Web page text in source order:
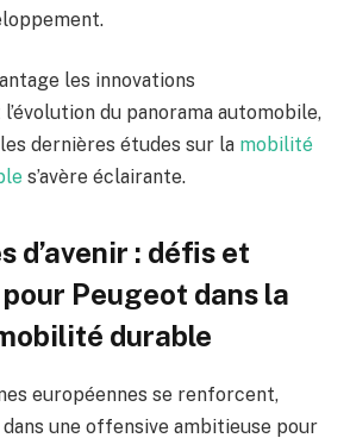
les innovations
du panorama automobile,
dernières études sur la mobilité
s’avère éclairante.
d’avenir : défis et
Peugeot dans la
durable
européennes se renforcent,
dans une offensive ambitieuse pour